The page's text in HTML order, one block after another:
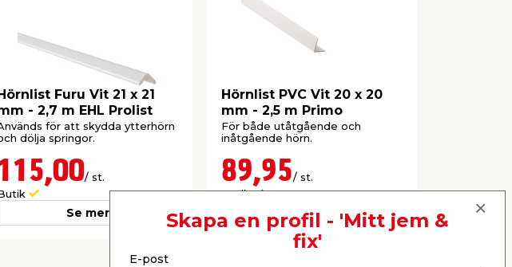
Hörnlist Furu Vit 21 x 21
- 2,7 m EHL Prolist
för att skydda ytterhörn
dölja springor.
/ st.
Se mer
Hörnlist PVC Vit 20 x 20
mm - 2,5 m Primo
För både utåtgående och
inåtgående hörn.
89,95/ st.
Butik
Se mer
Butik
Skapa en profil - 'Mitt jem &
fix'
E-post